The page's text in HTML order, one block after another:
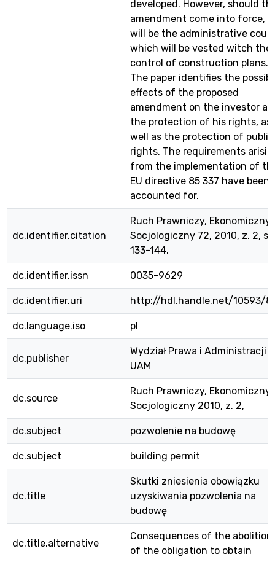
developed. However, should
amendment come into force, it
will be the administrative
which will be vested witch the
control of construction plans.
The paper identifies the
effects of the proposed
amendment on the investor
the protection of his rights, as
well as the protection of public
rights. The requirements
from the implementation of
EU directive 85 337 have been
accounted for.
dc.identifier.citation
Ruch Prawniczy, Ekonomiczny i
Socjologiczny 72, 2010, z. 2, s.
133-144.
dc.identifier.issn 0035-9629
dc.identifier.uri http://hdl.handle.net/10593/
dc.language.iso pl
dc.publisher
Wydział Prawa i Administracji
UAM
dc.source
Ruch Prawniczy, Ekonomiczny i
Socjologiczny 2010, z. 2,
dc.subject pozwolenie na budowę
dc.subject building permit
dc.title
Skutki zniesienia obowiązku
uzyskiwania pozwolenia na
budowę
dc.title.alternative
Consequences of the abolition
of the obligation to obtain